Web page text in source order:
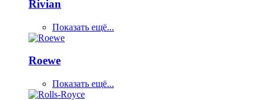
Rivian
Показать ещё...
Roewe
Показать ещё...